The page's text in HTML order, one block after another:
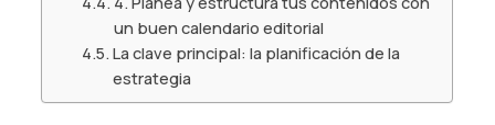
un buen calendario editorial
La clave principal: la planificación de la
estrategia